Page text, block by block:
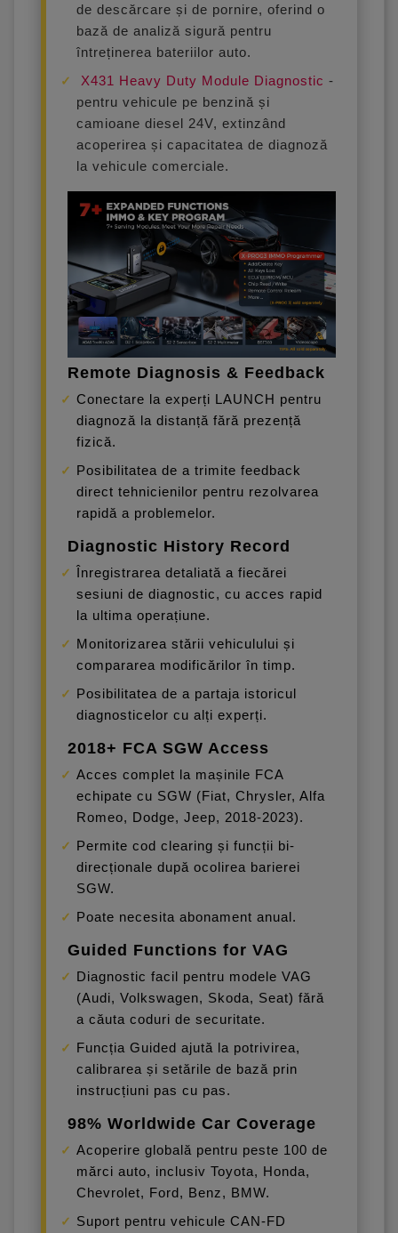
de descărcare și de pornire, oferind o
bază de analiză sigură pentru
întreținerea bateriilor auto.
X431 Heavy Duty Module Diagnostic -
pentru vehicule pe benzină și
camioane diesel 24V, extinzând
acoperirea și capacitatea de diagnoză
la vehicule comerciale.
Remote Diagnosis & Feedback
Conectare la experți LAUNCH pentru
diagnoză la distanță fără prezență
fizică.
Posibilitatea de a trimite feedback
direct tehnicienilor pentru rezolvarea
rapidă a problemelor.
Diagnostic History Record
Înregistrarea detaliată a fiecărei
sesiuni de diagnostic, cu acces rapid
la ultima operațiune.
Monitorizarea stării vehiculului și
compararea modificărilor în timp.
Posibilitatea de a partaja istoricul
diagnosticelor cu alți experți.
2018+ FCA SGW Access
Acces complet la mașinile FCA
echipate cu SGW (Fiat, Chrysler, Alfa
Romeo, Dodge, Jeep, 2018-2023).
Permite cod clearing și funcții bi-
direcționale după ocolirea barierei
SGW.
Poate necesita abonament anual.
Guided Functions for VAG
Diagnostic facil pentru modele VAG
(Audi, Volkswagen, Skoda, Seat) fără
a căuta coduri de securitate.
Funcția Guided ajută la potrivirea,
calibrarea și setările de bază prin
instrucțiuni pas cu pas.
98% Worldwide Car Coverage
Acoperire globală pentru peste 100 de
mărci auto, inclusiv Toyota, Honda,
Chevrolet, Ford, Benz, BMW.
Suport pentru vehicule CAN-FD